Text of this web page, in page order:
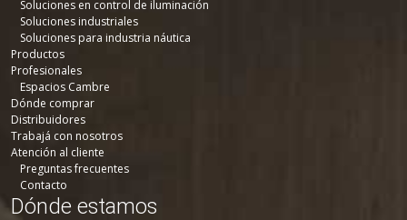
Soluciones en control de iluminación
Soluciones industriales
Soluciones para industria náutica
Productos
Profesionales
Espacios Cambre
Dónde comprar
Distribuidores
Trabajá con nosotros
Atención al cliente
Preguntas frecuentes
Contacto
Dónde estamos